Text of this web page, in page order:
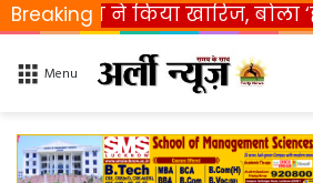
Breaking
ने किया खारिज, बोला ‘हमारी
Menu